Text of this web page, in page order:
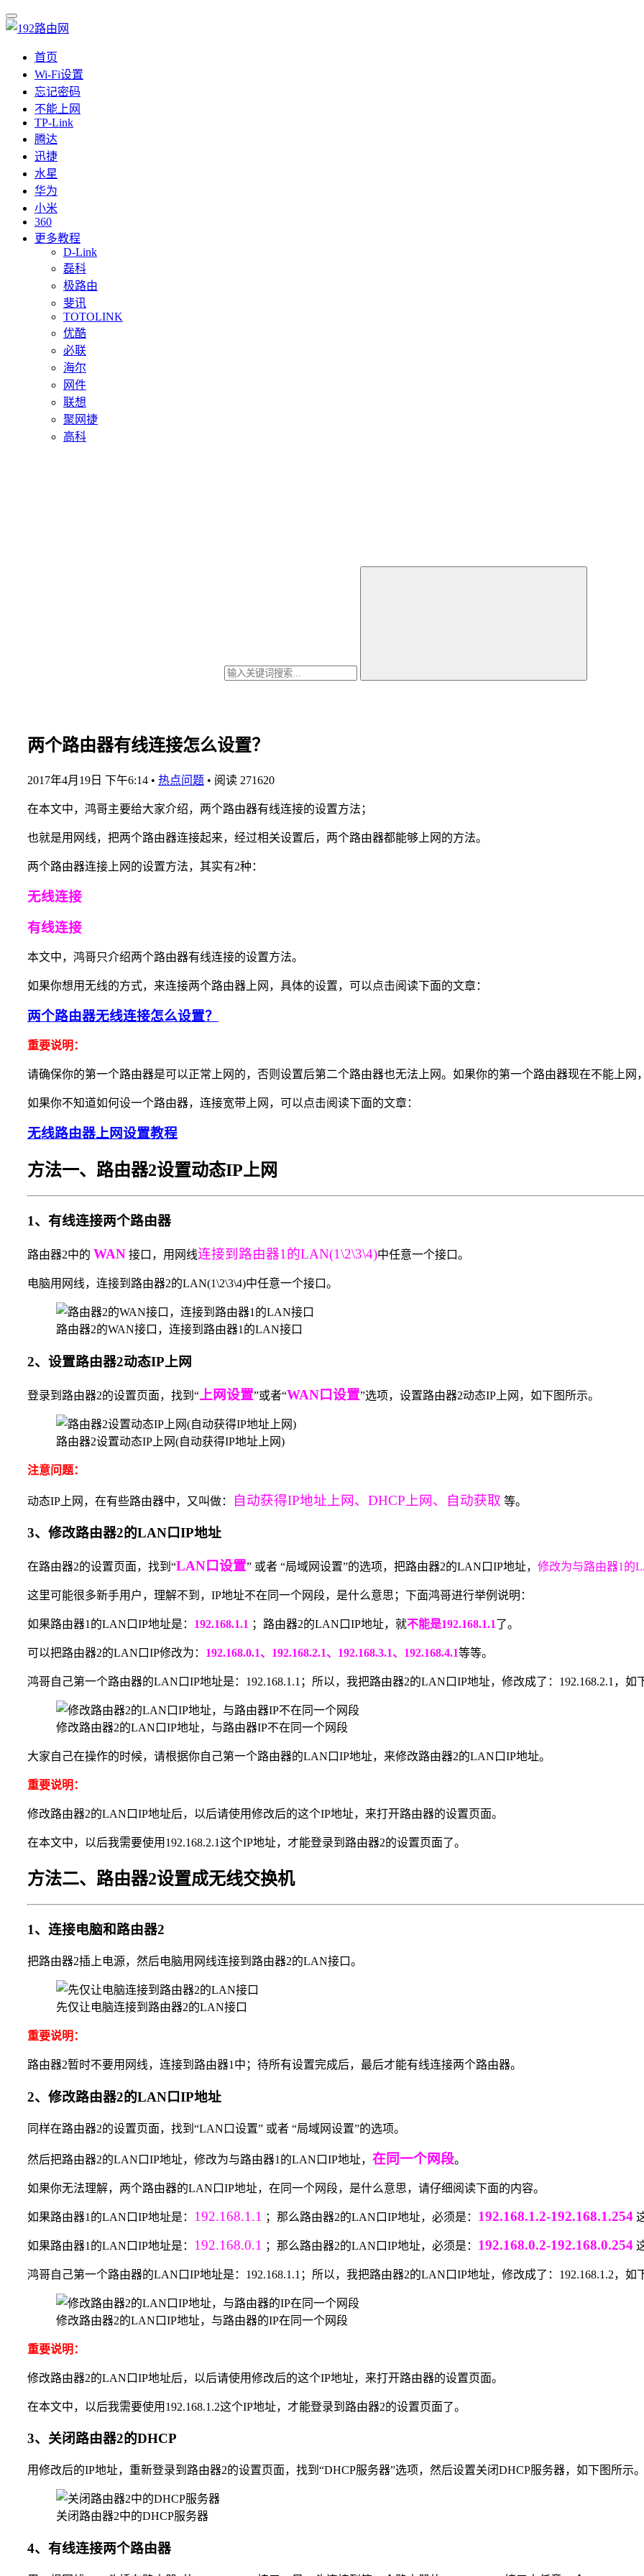
首页
Wi-Fi设置
忘记密码
不能上网
TP-Link
腾达
迅捷
水星
华为
小米
360
更多教程
D-Link
磊科
极路由
斐讯
TOTOLINK
优酷
必联
海尔
网件
联想
聚网捷
高科
两个路由器有线连接怎么设置？
2017年4月19日 下午6:14 • 热点问题 • 阅读 271620
在本文中，鸿哥主要给大家介绍，两个路由器有线连接的设置方法；
也就是用网线，把两个路由器连接起来，经过相关设置后，两个路由器都能够上网的方法。
两个路由器连接上网的设置方法，其实有2种：
无线连接
有线连接
本文中，鸿哥只介绍两个路由器有线连接的设置方法。
如果你想用无线的方式，来连接两个路由器上网，具体的设置，可以点击阅读下面的文章：
两个路由器无线连接怎么设置？
重要说明：
请确保你的第一个路由器是可以正常上网的，否则设置后第二个路由器也无法上网。如果你的第一个路由器现在不能上网
如果你不知道如何设一个路由器，连接宽带上网，可以点击阅读下面的文章：
无线路由器上网设置教程
方法一、路由器2设置动态IP上网
1、有线连接两个路由器
路由器2中的 WAN 接口，用网线连接到路由器1的LAN(1\2\3\4)中任意一个接口。
电脑用网线，连接到路由器2的LAN(1\2\3\4)中任意一个接口。
路由器2的WAN接口，连接到路由器1的LAN接口
2、设置路由器2动态IP上网
登录到路由器2的设置页面，找到“上网设置”或者“WAN口设置”选项，设置路由器2动态IP上网，如下图所示。
路由器2设置动态IP上网(自动获得IP地址上网)
注意问题：
动态IP上网，在有些路由器中，又叫做： 自动获得IP地址上网、DHCP上网、自动获取 等。
3、修改路由器2的LAN口IP地址
在路由器2的设置页面，找到“LAN口设置” 或者 “局域网设置”的选项，把路由器2的LAN口IP地址， 修改为与路由器1的
这里可能很多新手用户，理解不到，IP地址不在同一个网段，是什么意思；下面鸿哥进行举例说明：
如果路由器1的LAN口IP地址是： 192.168.1.1 ；路由器2的LAN口IP地址，就不能是192.168.1.1了。
可以把路由器2的LAN口IP修改为： 192.168.0.1、192.168.2.1、192.168.3.1、192.168.4.1等等。
鸿哥自己第一个路由器的LAN口IP地址是：192.168.1.1；所以，我把路由器2的LAN口IP地址，修改成了：192.168.2.1，如
修改路由器2的LAN口IP地址，与路由器IP不在同一个网段
大家自己在操作的时候，请根据你自己第一个路由器的LAN口IP地址，来修改路由器2的LAN口IP地址。
重要说明：
修改路由器2的LAN口IP地址后，以后请使用修改后的这个IP地址，来打开路由器的设置页面。
在本文中，以后我需要使用192.168.2.1这个IP地址，才能登录到路由器2的设置页面了。
方法二、路由器2设置成无线交换机
1、连接电脑和路由器2
把路由器2插上电源，然后电脑用网线连接到路由器2的LAN接口。
先仅让电脑连接到路由器2的LAN接口
重要说明：
路由器2暂时不要用网线，连接到路由器1中；待所有设置完成后，最后才能有线连接两个路由器。
2、修改路由器2的LAN口IP地址
同样在路由器2的设置页面，找到“LAN口设置” 或者 “局域网设置”的选项。
然后把路由器2的LAN口IP地址，修改为与路由器1的LAN口IP地址， 在同一个网段。
如果你无法理解，两个路由器的LAN口IP地址，在同一个网段，是什么意思，请仔细阅读下面的内容。
如果路由器1的LAN口IP地址是： 192.168.1.1 ；那么路由器2的LAN口IP地址，必须是： 192.168.1.2-192.168.1.254
如果路由器1的LAN口IP地址是： 192.168.0.1 ；那么路由器2的LAN口IP地址，必须是： 192.168.0.2-192.168.0.254
鸿哥自己第一个路由器的LAN口IP地址是：192.168.1.1；所以，我把路由器2的LAN口IP地址，修改成了：192.168.1.2，如
修改路由器2的LAN口IP地址，与路由器的IP在同一个网段
重要说明：
修改路由器2的LAN口IP地址后，以后请使用修改后的这个IP地址，来打开路由器的设置页面。
在本文中，以后我需要使用192.168.1.2这个IP地址，才能登录到路由器2的设置页面了。
3、关闭路由器2的DHCP
用修改后的IP地址，重新登录到路由器2的设置页面，找到“DHCP服务器”选项，然后设置关闭DHCP服务器，如下图所示。
关闭路由器2中的DHCP服务器
4、有线连接两个路由器